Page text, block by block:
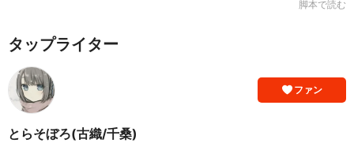
脚本で読む
タップライター
ファン
とらそぼろ(古織/千桑)